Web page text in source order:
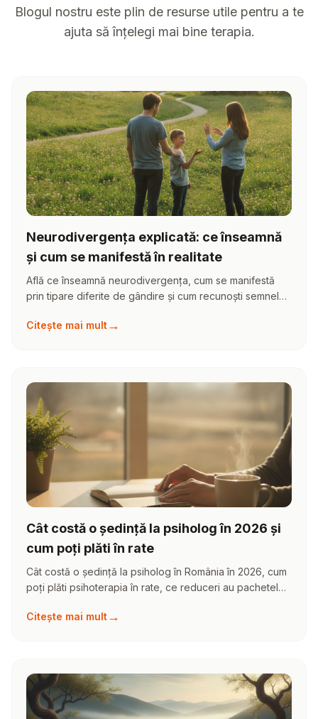
Blogul nostru este plin de resurse utile pentru a te
ajuta să înțelegi mai bine terapia.
Neurodivergența explicată: ce înseamnă
și cum se manifestă în realitate
Află ce înseamnă neurodivergența, cum se manifestă
prin tipare diferite de gândire și cum recunoști semnele
Citește mai mult→
Cât costă o ședință la psiholog în 2026 și
cum poți plăti în rate
Cât costă o ședință la psiholog în România în 2026, cum
poți plăti psihoterapia în rate, ce reduceri au pachetele
Citește mai mult→